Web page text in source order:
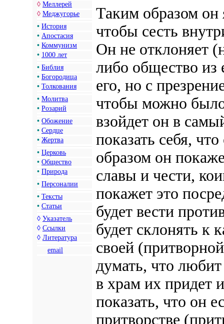
◊ Меллерей
◊ Меджугорье
• История
• Апостасия
• Коммунизм
• 1000 лет
• Библия
• Богородица
• Толкования
• Молитва
• Розарий
• Обожение
• Сердце
• Жертва
• Церковь
• Общество
• Природа
• Персоналии
• Тексты
• Статьи
◊ Указатель
◊ Ссылки
◊ Литература
email
Таким образом он
чтобы сесть
Он не отклоняет
либо общество из
его, но с
чтобы можно
взойдет он в
показать себя,
образом он
славы и чести,
покажет это
будет вести
будет склонять к
своей
думать, что
в храм их придет
показать, что он
притворстве